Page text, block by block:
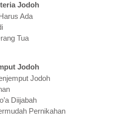
Jodoh
Ada
Tua
Jodoh
Jodoh
Diijabah
Pernikahan